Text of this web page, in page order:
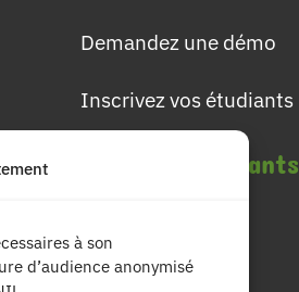
à son
d’audience anonymisé
Demandez une démo
Inscrivez vos étudiants
Pour les étudiants